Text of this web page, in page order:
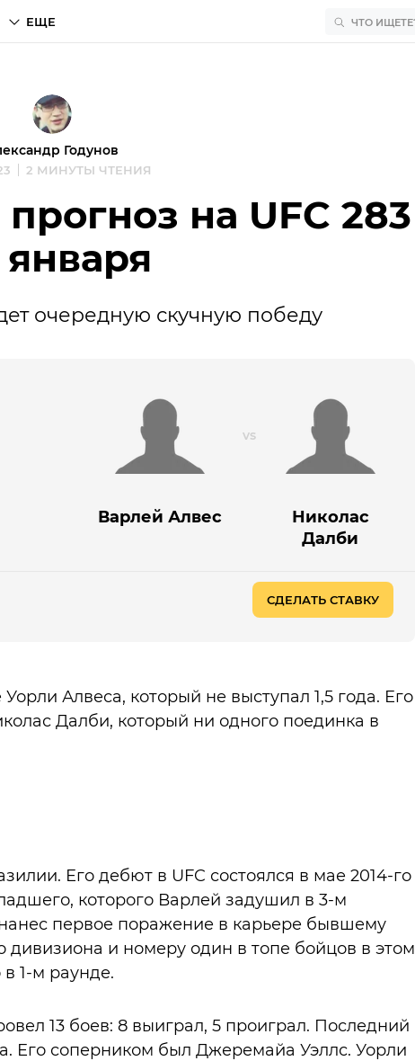
ЕЩЕ
Годунов
2 МИНУТЫ ЧТЕНИЯ
на UFC 283
января
очередную скучную победу
Варлей Алвес
Николас
Далби
СДЕЛАТЬ СТАВКУ
Алвеса, который не выступал 1,5 года. Его
Далби, который ни одного поединка в
Его дебют в UFC состоялся в мае 2014-го
которого Варлей задушил в 3-м
первое поражение в карьере бывшему
и номеру один в топе бойцов в этом
1-м раунде.
13 боев: 8 выиграл, 5 проиграл. Последний
Его соперником был Джеремайа Уэллс. Уорли